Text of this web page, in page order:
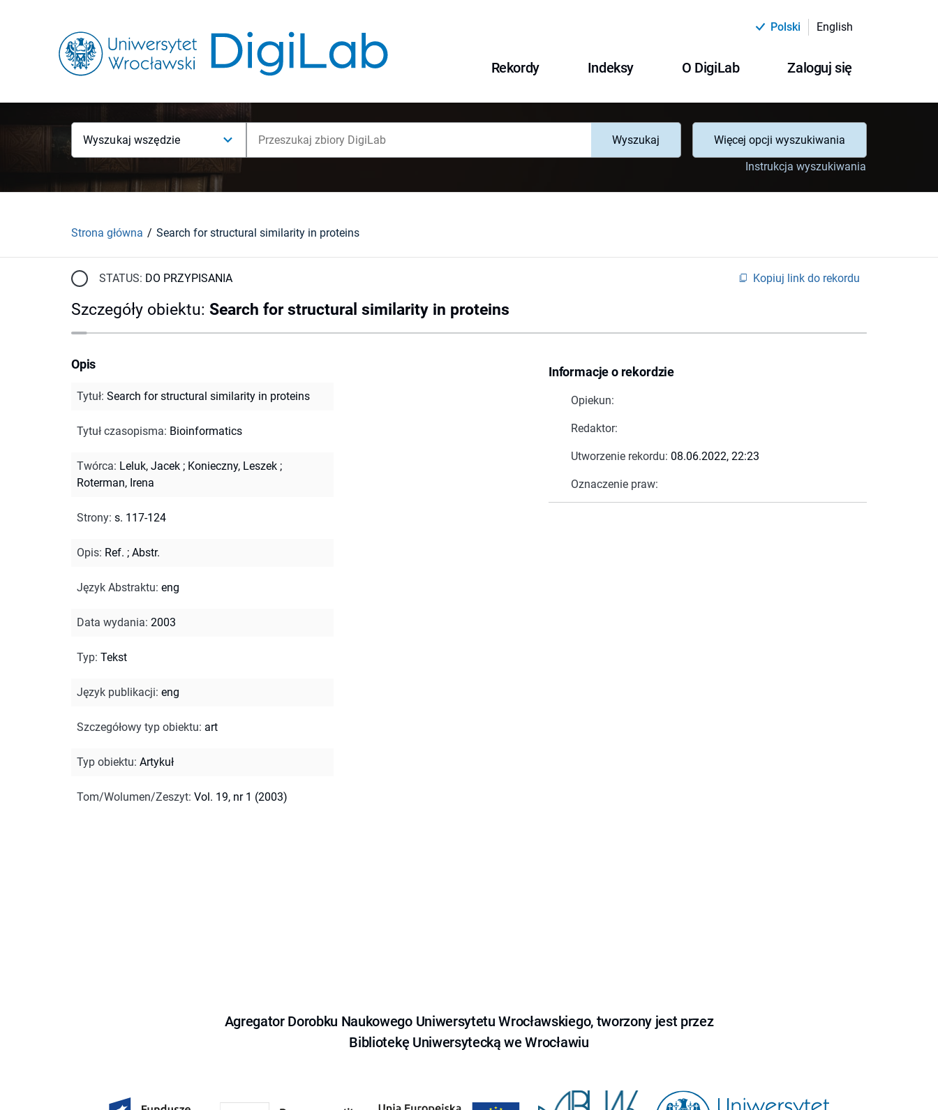
Polski English
Rekordy Indeksy O DigiLab Zaloguj się
Wyszukaj wszędzie Wyszukaj
Więcej opcji wyszukiwania
Instrukcja wyszukiwania
Strona główna Search for structural similarity in proteins
STATUS: DO PRZYPISANIA Kopiuj link do rekordu
Szczegóły obiektu: Search for structural similarity in proteins
Informacje o rekordzie
Opiekun:
Redaktor:
Utworzenie rekordu: 08.06.2022, 22:23
Oznaczenie praw:
Opis
Tytuł: Search for structural similarity in proteins
Tytuł czasopisma: Bioinformatics
Twórca: Leluk, Jacek ; Konieczny, Leszek ;
Roterman, Irena
Strony: s. 117-124
Opis: Ref. ; Abstr.
Język Abstraktu: eng
Data wydania: 2003
Typ: Tekst
Język publikacji: eng
Szczegółowy typ obiektu: art
Typ obiektu: Artykuł
Tom/Wolumen/Zeszyt: Vol. 19, nr 1 (2003)
Agregator Dorobku Naukowego Uniwersytetu Wrocławskiego, tworzony jest przez
Bibliotekę Uniwersytecką we Wrocławiu